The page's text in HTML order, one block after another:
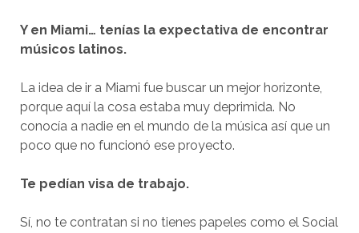
Y en Miami… tenías la expectativa de encontrar
músicos latinos.
La idea de ir a Miami fue buscar un mejor horizonte,
porque aquí la cosa estaba muy deprimida. No
conocía a nadie en el mundo de la música así que un
poco que no funcionó ese proyecto.
Te pedían visa de trabajo.
Sí, no te contratan si no tienes papeles como el Social